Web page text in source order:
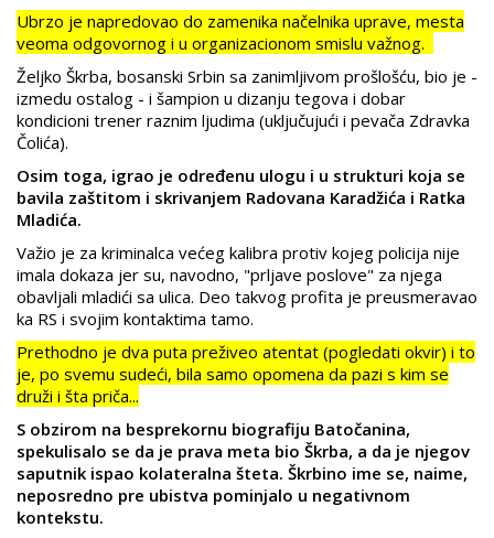
Ubrzo je napredovao do zamenika načelnika uprave, mesta
veoma odgovornog i u organizacionom smislu važnog.
Željko Škrba, bosanski Srbin sa zanimljivom prošlošću, bio je -
izmedu ostalog - i šampion u dizanju tegova i dobar
kondicioni trener raznim ljudima (uključujući i pevača Zdravka
Čolića).
Osim toga, igrao je određenu ulogu i u strukturi koja se
bavila zaštitom i skrivanjem Radovana Karadžića i Ratka
Mladića.
Važio je za kriminalca većeg kalibra protiv kojeg policija nije
imala dokaza jer su, navodno, "prljave poslove" za njega
obavljali mladići sa ulica. Deo takvog profita je preusmeravao
ka RS i svojim kontaktima tamo.
Prethodno je dva puta preživeo atentat (pogledati okvir) i to
je, po svemu sudeći, bila samo opomena da pazi s kim se
druži i šta priča...
S obzirom na besprekornu biografiju Batočanina,
spekulisalo se da je prava meta bio Škrba, a da je njegov
saputnik ispao kolateralna šteta. Škrbino ime se, naime,
neposredno pre ubistva pominjalo u negativnom
kontekstu.